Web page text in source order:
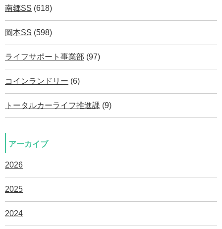
南郷SS (618)
岡本SS (598)
ライフサポート事業部 (97)
コインランドリー (6)
トータルカーライフ推進課 (9)
アーカイブ
2026
2025
2024